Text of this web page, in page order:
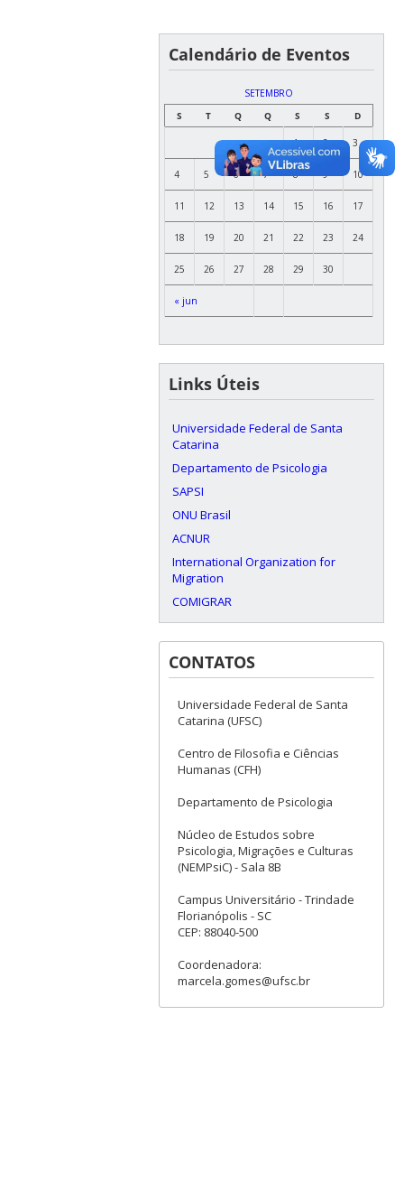
Calendário de Eventos
SETEMBRO
S
T Q Q S S D
« jun
1 2 3
4 5 6 7 8 9 10
11 12 13 14 15 16 17
18 19 20 21 22 23 24
25 26 27 28 29 30
Links Úteis
Universidade Federal de Santa
Catarina
Departamento de Psicologia
SAPSI
ONU Brasil
ACNUR
International Organization for
Migration
COMIGRAR
CONTATOS
Universidade Federal de Santa
Catarina (UFSC)
Centro de Filosofia e Ciências
Humanas (CFH)
Departamento de Psicologia
Núcleo de Estudos sobre
Psicologia, Migrações e Culturas
(NEMPsiC) - Sala 8B
Campus Universitário - Trindade
Florianópolis - SC
CEP: 88040-500
Coordenadora:
marcela.gomes@ufsc.br